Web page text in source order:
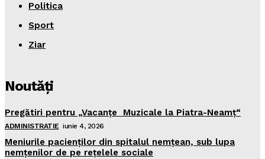
Politica
Sport
Ziar
Noutăţi
Pregătiri pentru „Vacanţe Muzicale la Piatra-Neamţ“
ADMINISTRATIE iunie 4, 2026
Meniurile pacienţilor din spitalul nemţean, sub lupa
nemţenilor de pe reţelele sociale